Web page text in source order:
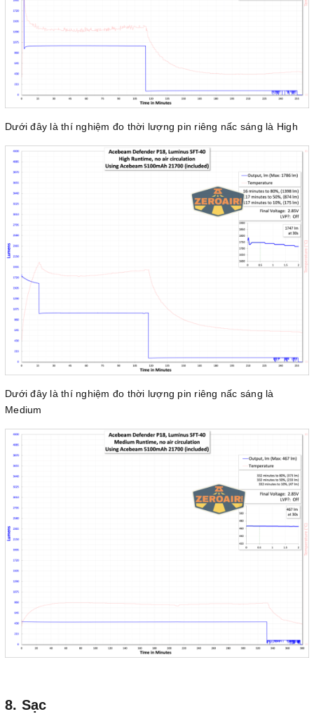
Dưới đây là thí nghiệm đo thời lượng pin riêng nấc sáng là High
Dưới đây là thí nghiệm đo thời lượng pin riêng nấc sáng là
Medium
8. Sạc